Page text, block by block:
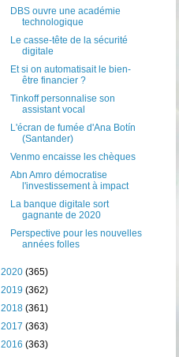
DBS ouvre une académie
technologique
Le casse-tête de la sécurité
digitale
Et si on automatisait le bien-
être financier ?
Tinkoff personnalise son
assistant vocal
L'écran de fumée d'Ana Botín
(Santander)
Venmo encaisse les chèques
Abn Amro démocratise
l'investissement à impact
La banque digitale sort
gagnante de 2020
Perspective pour les nouvelles
années folles
2020 (365)
2019 (362)
2018 (361)
2017 (363)
2016 (363)